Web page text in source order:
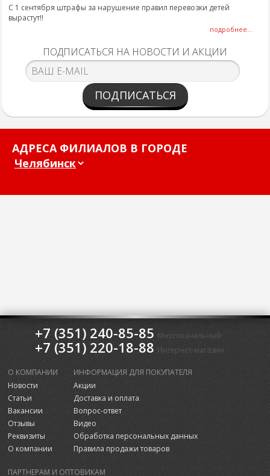
С 1 сентября штрафы за нарушение правил перевозки детей
вырастут!!
подробнее...
ПОДПИСАТЬСЯ НА НОВОСТИ И АКЦИИ
ПОДПИСАТЬСЯ
АДРЕСА ФИЛИАЛОВ В ГОРОДЕ
+7 (351) 240-85-85 Многоканальный
+7 (351) 220-18-88 Интернет-магазин
О КОМПАНИИ
Новости
Статьи
Вакансии
Отзывы
Реквизиты
О компании
ИНФОРМАЦИЯ ДЛЯ ПОКУПАТЕЛЯ
Акции
Доставка и оплата
Вопрос-ответ
Видео
Обработка персональных данных
Правила продажи товаров
ПАРТНЕРАМ И ОПТОВИКАМ